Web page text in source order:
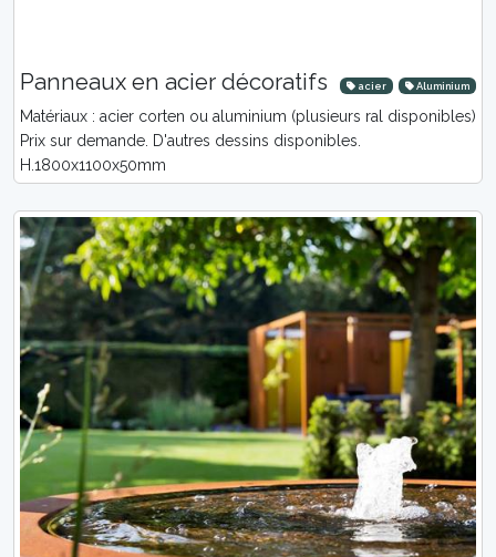
Panneaux en acier décoratifs acier Aluminium
Matériaux : acier corten ou aluminium (plusieurs ral disponibles)
Prix sur demande. D'autres dessins disponibles.
H.1800x1100x50mm